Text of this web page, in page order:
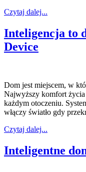
Czytaj dalej...
Inteligencja to
Device
Dom jest miejscem, w
Najwyższy komfort
każdym otoczeniu.
włączy światło gdy
Czytaj dalej...
Inteligentne